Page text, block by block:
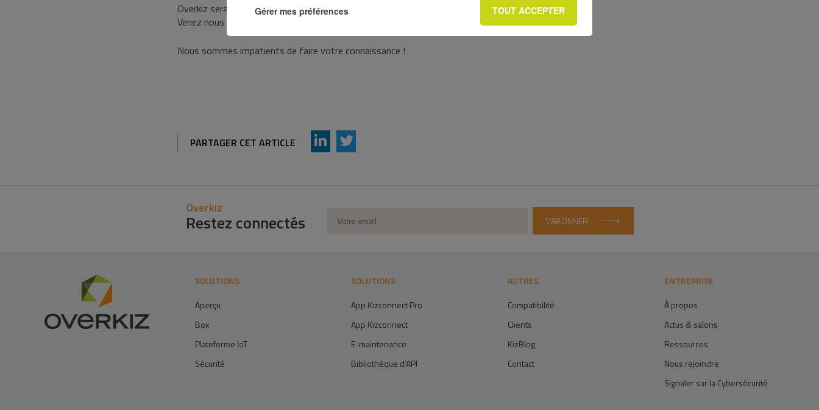
Overkiz sera présent au salonLight+Building de Francfort, du 18 au 23 mars 2018.
Venez nous rencontrer sur le stand B80, Hall 9.1.
Nous sommes impatients de faire votre connaissance !
PARTAGER CET ARTICLE AddThis Sharing Buttons
Share to LinkedIn
Share to Twitter
Overkiz
Restez connectés S'ABONNER
SOLUTIONS
Aperçu
Box
Plateforme IoT
Sécurité
SOLUTIONS
App Kizconnect Pro
App Kizconnect
E-maintenance
Bibliothèque d’API
AUTRES
Compatibilité
Clients
KizBlog
Contact
ENTREPRISE
À propos
Actus & salons
Ressources
Nous rejoindre
Signaler sur la Cybersécurité
TOUT ACCEPTER
Gérer mes préférences